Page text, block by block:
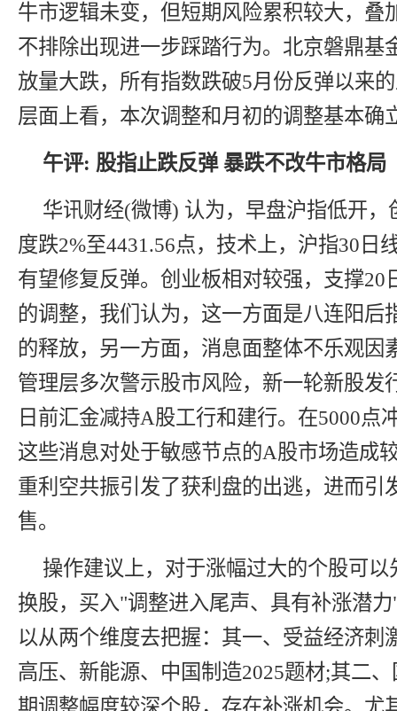
牛市逻辑未变，但短期风险累积较大，叠
不排除出现进一步踩踏行为。北京磐鼎基
放量大跌，所有指数跌破5月份反弹以来
层面上看，本次调整和月初的调整基本确
午评: 股指止跌反弹 暴跌不改牛市格局
华讯财经(微博) 认为，早盘沪指低开，
度跌2%至4431.56点，技术上，沪指30日
有望修复反弹。创业板相对较强，支撑20
的调整，我们认为，这一方面是八连阳后
的释放，另一方面，消息面整体不乐观因
管理层多次警示股市风险，新一轮新股发
日前汇金减持A股工行和建行。在5000点
这些消息对处于敏感节点的A股市场造成
重利空共振引发了获利盘的出逃，进而引
售。
操作建议上，对于涨幅过大的个股可
换股，买入"调整进入尾声、具有补涨潜
以从两个维度去把握：其一、受益经济刺
高压、新能源、中国制造2025题材;其二